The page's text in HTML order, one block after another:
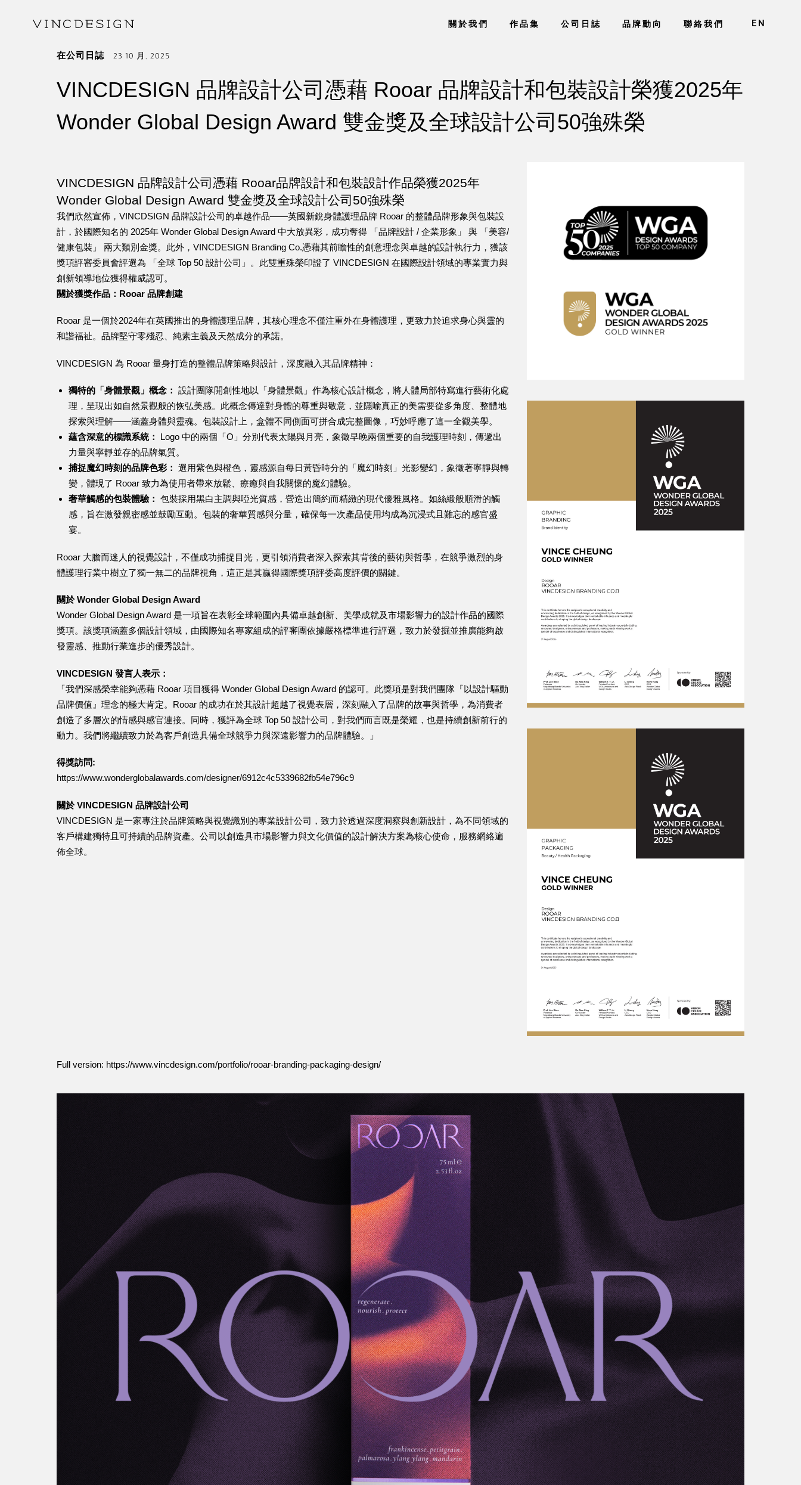
關於我們 作品集 公司日誌 品牌動向 聯絡我們 EN
在公司日誌 23 10 月, 2025
VINCDESIGN 品牌設計公司憑藉 Rooar 品牌設計和包裝設計榮獲2025年
Wonder Global Design Award 雙金獎及全球設計公司50強殊榮
VINCDESIGN 品牌設計公司憑藉 Rooar品牌設計和包裝設計作品榮獲2025年
Wonder Global Design Award 雙金獎及全球設計公司50強殊榮
我們欣然宣佈，VINCDSIGN 品牌設計公司的卓越作品——英國新銳身體護理品牌 Rooar 的整體品牌形象與包裝設
計，於國際知名的 2025年 Wonder Global Design Award 中大放異彩，成功奪得 「品牌設計 / 企業形象」 與 「美容/
健康包裝」 兩大類別金獎。此外，VINCDESIGN Branding Co.憑藉其前瞻性的創意理念與卓越的設計執行力，獲該
獎項評審委員會評選為 「全球 Top 50 設計公司」。此雙重殊榮印證了 VINCDESIGN 在國際設計領域的專業實力與
創新領導地位獲得權威認可。
關於獲獎作品：Rooar 品牌創建
Rooar 是一個於2024年在英國推出的身體護理品牌，其核心理念不僅注重外在身體護理，更致力於追求身心與靈的
和諧福祉。品牌堅守零殘忍、純素主義及天然成分的承諾。
VINCDESIGN 為 Rooar 量身打造的整體品牌策略與設計，深度融入其品牌精神：
獨特的「身體景觀」概念： 設計團隊開創性地以「身體景觀」作為核心設計概念，將人體局部特寫進行藝術化處
理，呈現出如自然景觀般的恢弘美感。此概念傳達對身體的尊重與敬意，並隱喻真正的美需要從多角度、整體地
探索與理解——涵蓋身體與靈魂。包裝設計上，盒體不同側面可拼合成完整圖像，巧妙呼應了這一全觀美學。
蘊含深意的標識系統：
Logo 中的兩個「O」分別代表太陽與月亮，象徵早晚兩個重要的自我護理時刻，傳遞出
力量與寧靜並存的品牌氣質。
捕捉魔幻時刻的品牌色彩： 選用紫色與橙色，靈感源自每日黃昏時分的「魔幻時刻」光影變幻，象徵著寧靜與轉
變，體現了 Rooar 致力為使用者帶來放鬆、療癒與自我關懷的魔幻體驗。
奢華觸感的包裝體驗： 包裝採用黑白主調與啞光質感，營造出簡約而精緻的現代優雅風格。如絲緞般順滑的觸
感，旨在激發親密感並鼓勵互動。包裝的奢華質感與分量，確保每一次產品使用均成為沉浸式且難忘的感官盛
宴。
Rooar 大膽而迷人的視覺設計，不僅成功捕捉目光，更引領消費者深入探索其背後的藝術與哲學，在競爭激烈的身
體護理行業中樹立了獨一無二的品牌視角，這正是其贏得國際獎項評委高度評價的關鍵。
關於 Wonder Global Design Award
Wonder Global Design Award 是一項旨在表彰全球範圍內具備卓越創新、美學成就及市場影響力的設計作品的國際
獎項。該獎項涵蓋多個設計領域，由國際知名專家組成的評審團依據嚴格標準進行評選，致力於發掘並推廣能夠啟
發靈感、推動行業進步的優秀設計。
VINCDESIGN 發言人表示：
「我們深感榮幸能夠憑藉 Rooar 項目獲得 Wonder Global Design Award 的認可。此獎項是對我們團隊『以設計驅動
品牌價值』理念的極大肯定。Rooar 的成功在於其設計超越了視覺表層，深刻融入了品牌的故事與哲學，為消費者
創造了多層次的情感與感官連接。同時，獲評為全球 Top 50 設計公司，對我們而言既是榮耀，也是持續創新前行的
動力。我們將繼續致力於為客戶創造具備全球競爭力與深遠影響力的品牌體驗。」
得獎訪問:
https://www.wonderglobalawards.com/designer/6912c4c5339682fb54e796c9
關於 VINCDESIGN 品牌設計公司
VINCDESIGN 是一家專注於品牌策略與視覺識別的專業設計公司，致力於透過深度洞察與創新設計，為不同領域的
客戶構建獨特且可持續的品牌資產。公司以創造具市場影響力與文化價值的設計解決方案為核心使命，服務網絡遍
佈全球。
Full version: https://www.vincdesign.com/portfolio/rooar-branding-packaging-design/